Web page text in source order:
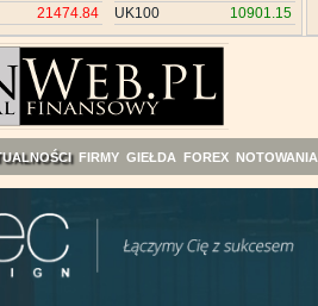
21474.84
UK100
10901.15
FIRMY GIEŁDA FOREX NOTOWANIA